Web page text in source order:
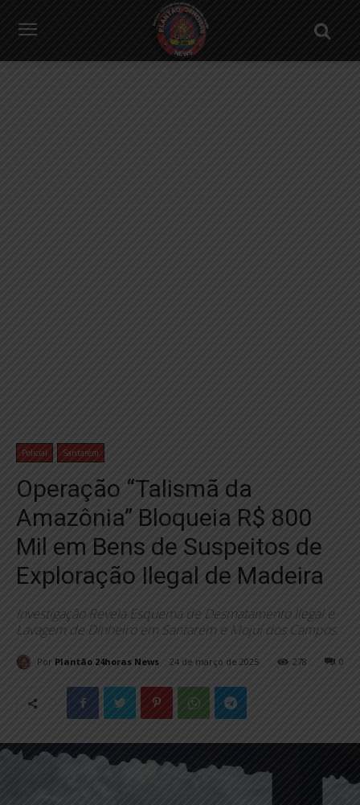
Policial Santarém
Operação “Talismã da
Amazônia” Bloqueia R$ 800
Mil em Bens de Suspeitos de
Exploração Ilegal de Madeira
Investigação Revela Esquema de Desmatamento Ilegal e
Lavagem de Dinheiro em Santarém e Mojuí dos Campos.
Por Plantão 24horas News 24 de março de 2025 0
278